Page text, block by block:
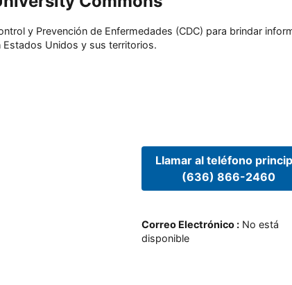
y Prevención de Enfermedades (CDC) para brindar
Estados Unidos y sus territorios.
Llamar al teléfono
(636) 866-2460
Correo Electrónico: No está
disponible